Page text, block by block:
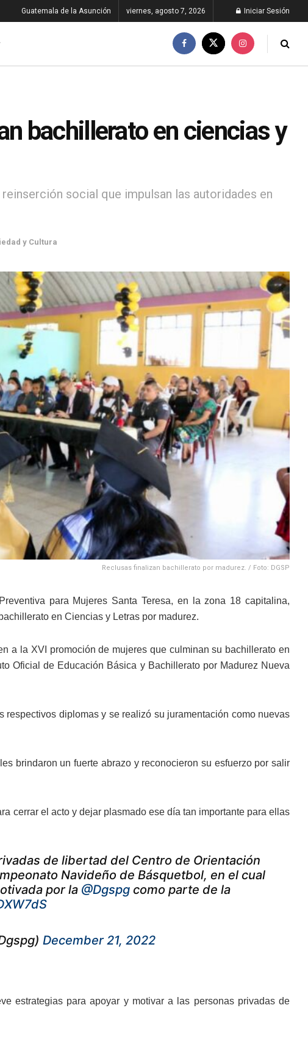
Guatemala de la Asunción viernes, agosto 7, 2026 Iniciar Sesión
bachillerato en ciencias y
social que impulsan las autoridades en
y Cultura
Reclusas finalizan bachillerato por madurez. / Foto: DGSP
para Mujeres Santa Teresa, en la zona 18 capitalina,
en Ciencias y Letras por madurez.
a la XVI promoción de mujeres que culminan su bachillerato en
Oficial de Educación Básica y Bachillerato por Madurez Nueva
diplomas y se realizó su juramentación como nuevas
brindaron un fuerte abrazo y reconocieron su esfuerzo por salir
cerrar el acto y dejar plasmado ese día tan importante para ellas
de libertad del Centro de Orientación
Navideño de Básquetbol, en el cual
por la @Dgspg como parte de la
December 21, 2022
estrategias para apoyar y motivar a las personas privadas de